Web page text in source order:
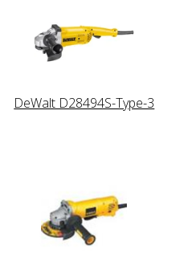
DeWalt D28494S-Type-3